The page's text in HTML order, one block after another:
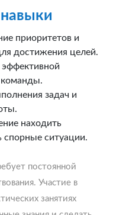
приоритетов и
достижения целей.
команды.
задач и
находить
ситуации.
постоянной
Участие в
занятиях